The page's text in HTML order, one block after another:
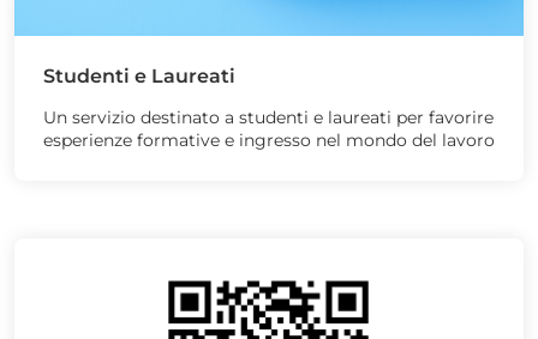
Studenti e Laureati
Un servizio destinato a studenti e laureati per favorire
esperienze formative e ingresso nel mondo del lavoro